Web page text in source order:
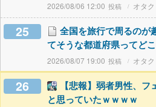
2026/08/06 12:00 オタク
25
全国を旅行で周るのが
てそうな都道府県ってど
2026/08/07 19:00 オタク
26
【悲報】弱者男性、
と思っていたｗｗｗｗ